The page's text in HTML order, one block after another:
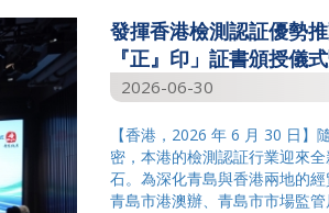
發揮香港檢測認証優勢
『正』印」証書頒授儀
2026-06-30
【香港，2026 年 6 月 30 日】
密，本港的檢測認証行業迎來
石。為深化青島與香港兩地的
青島市港澳辦、青島市市場監